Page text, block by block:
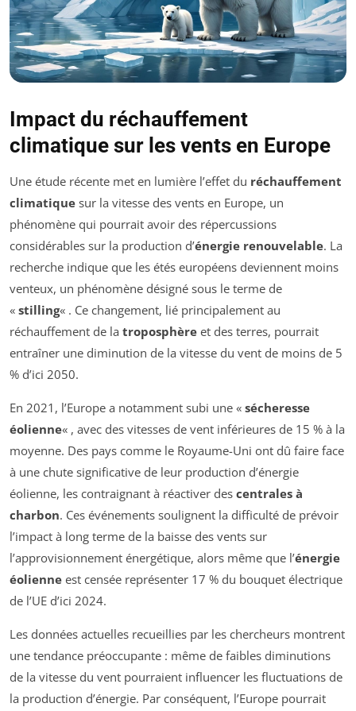
Impact du réchauffement
climatique sur les vents en Europe
Une étude récente met en lumière l’effet du réchauffement
climatique sur la vitesse des vents en Europe, un
phénomène qui pourrait avoir des répercussions
considérables sur la production d’énergie renouvelable. La
recherche indique que les étés européens deviennent moins
venteux, un phénomène désigné sous le terme de
« stilling« . Ce changement, lié principalement au
réchauffement de la troposphère et des terres, pourrait
entraîner une diminution de la vitesse du vent de moins de 5
% d’ici 2050.
En 2021, l’Europe a notamment subi une « sécheresse
éolienne« , avec des vitesses de vent inférieures de 15 % à la
moyenne. Des pays comme le Royaume-Uni ont dû faire face
à une chute significative de leur production d’énergie
éolienne, les contraignant à réactiver des centrales à
charbon. Ces événements soulignent la difficulté de prévoir
l’impact à long terme de la baisse des vents sur
l’approvisionnement énergétique, alors même que l’énergie
éolienne est censée représenter 17 % du bouquet électrique
de l’UE d’ici 2024.
Les données actuelles recueillies par les chercheurs montrent
une tendance préoccupante : même de faibles diminutions
de la vitesse du vent pourraient influencer les fluctuations de
la production d’énergie. Par conséquent, l’Europe pourrait